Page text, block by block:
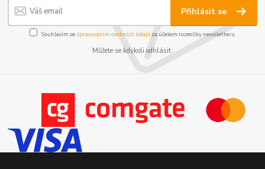
Přihlásit se
Souhlasím se zpracováním osobních údajůza účelem rozesílky newsletteru.
Můžete se kdykoli odhlásit.